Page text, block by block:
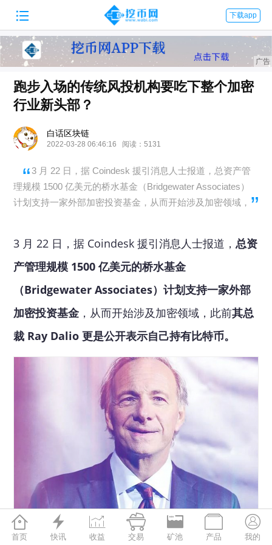
 下载app
跑步入场的传统风投机构要吃下整个加密
行业新头部？
白话区块链
2022-03-28 06:46:16 阅读：5131
3 月 22 日，据 Coindesk 援引消息人士报道，总资产管
理规模 1500 亿美元的桥水基金（Bridgewater Associates）
计划支持一家外部加密投资基金，从而开始涉及加密领域，
3 月 22 日，据 Coindesk 援引消息人士报道，总资
产管理规模 1500 亿美元的桥水基金
（Bridgewater Associates）计划支持一家外部
加密投资基金 ，从而开始涉及加密领域，此前其总
裁 Ray Dalio 更是公开表示自己持有比特币。
而 3 月 23 日，据 The Block 报道，由 a16z 前合

首页

快讯

收益

交易

矿池

产品

我的